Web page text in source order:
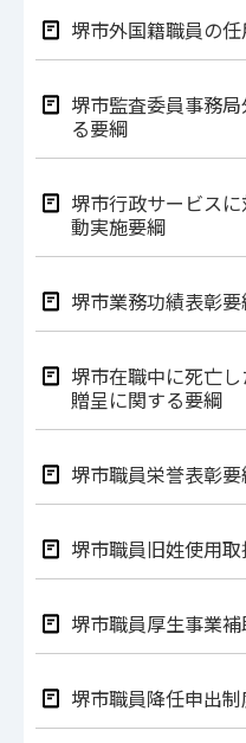
堺市外国籍職員の
堺市監査委員事務
る要綱
堺市行政サービス
動実施要綱
堺市業務功績表彰
堺市在職中に死亡
贈呈に関する要綱
堺市職員栄誉表彰
堺市職員旧姓使用
堺市職員厚生事業
堺市職員降任申出